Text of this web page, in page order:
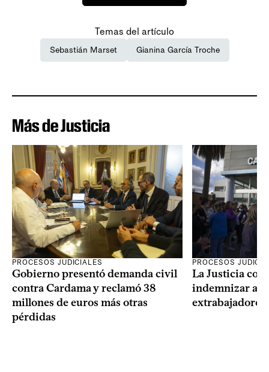
Temas del artículo
Sebastián Marset Gianina García Troche
Más de Justicia
PROCESOS JUDICIALES
Gobierno presentó demanda civil
contra Cardama y reclamó 38
millones de euros más otras
pérdidas
PROCESOS
La Justicia
indemnizar a
extrabajadores